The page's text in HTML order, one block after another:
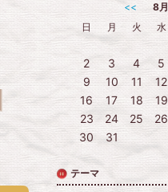
<< 8月
日
月 火 水
2
3 4 5
9
10 11 12
16
17 18 19
23
24 25 26
30
31
テーマ